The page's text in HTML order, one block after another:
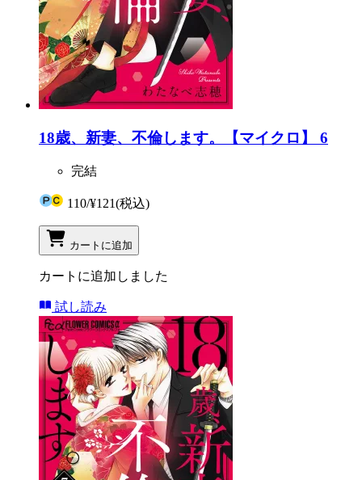
18歳、新妻、不倫します。【マイクロ】 6
完結
110/¥121(税込)
カートに追加
カートに追加しました
試し読み